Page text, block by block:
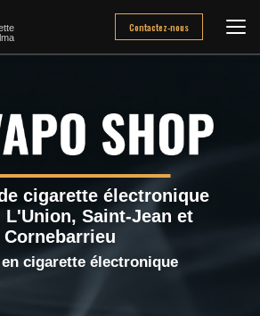
Contactez-nous
cigarette électronique
L'Union, Saint-Jean et
Cornebarrieu
cigarette électronique